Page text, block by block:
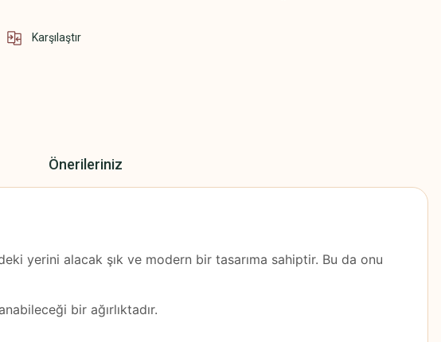
Karşılaştır
Önerileriniz
yerini alacak şık ve modern bir tasarıma sahiptir. Bu da onu
bir ağırlıktadır.